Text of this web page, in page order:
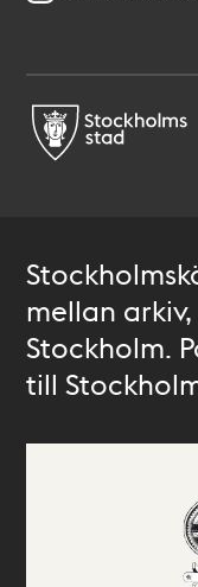
mellan
Stockholm.
till